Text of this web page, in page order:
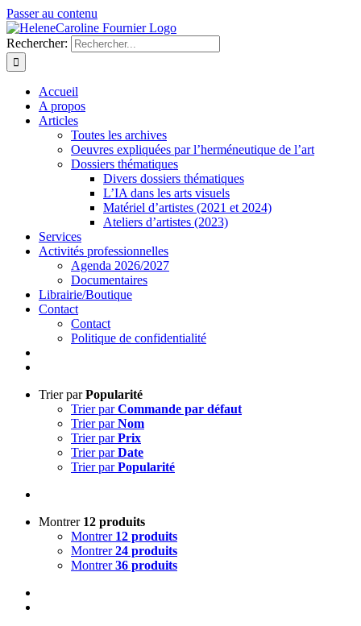
Passer au contenu
Rechercher:
Accueil
A propos
Articles
Toutes les archives
Oeuvres expliquées par l’herméneutique de l’art
Dossiers thématiques
Divers dossiers thématiques
L’IA dans les arts visuels
Matériel d’artistes (2021 et 2024)
Ateliers d’artistes (2023)
Services
Activités professionnelles
Agenda 2026/2027
Documentaires
Librairie/Boutique
Contact
Contact
Politique de confidentialité
Trier parPopularité
Trier parCommande par défaut
Trier parNom
Trier parPrix
Trier parDate
Trier parPopularité
Montrer 12 produits
Montrer 12 produits
Montrer24 produits
Montrer36 produits